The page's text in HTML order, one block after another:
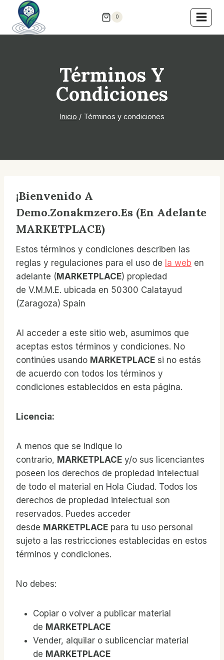
Saltar
contenido
0
Términos Y
Condiciones
Inicio / Términos y condiciones
¡Bienvenido A
Demo.zonakmzero.es (En Adelante
MARKETPLACE)
Estos términos y condiciones describen las
reglas y regulaciones para el uso de la web en
adelante ( MARKETPLACE) propiedad
de V.M.M.E. ubicada en 50300 Calatayud
(Zaragoza) Spain
Al acceder a este sitio web, asumimos que
aceptas estos términos y condiciones. No
continúes usando MARKETPLACE si no estás
de acuerdo con todos los términos y
condiciones establecidos en esta página.
Licencia:
A menos que se indique lo
contrario, MARKETPLACE y/o sus licenciantes
poseen los derechos de propiedad intelectual
de todo el material en Hola Ciudad. Todos los
derechos de propiedad intelectual son
reservados. Puedes acceder
desde MARKETPLACE para tu uso personal
sujeto a las restricciones establecidas en estos
términos y condiciones.
No debes:
Copiar o volver a publicar material
de MARKETPLACE
Vender, alquilar o sublicenciar material
de MARKETPLACE